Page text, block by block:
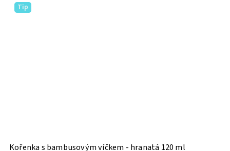
Tip
Kořenka s bambusovým víčkem - hranatá 120 ml